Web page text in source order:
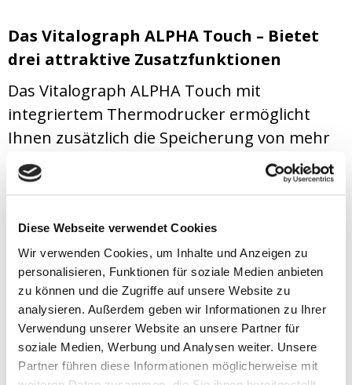
Diese Webseite verwendet Cookies
Wir verwenden Cookies, um Inhalte und Anzeigen zu
personalisieren, Funktionen für soziale Medien anbieten
zu können und die Zugriffe auf unsere Website zu
analysieren. Außerdem geben wir Informationen zu Ihrer
Verwendung unserer Website an unsere Partner für
soziale Medien, Werbung und Analysen weiter. Unsere
Partner führen diese Informationen möglicherweise mit
Das Vitalograph ALPHA Touch – Bietet
drei attraktive Zusatzfunktionen
Das Vitalograph ALPHA Touch mit
integriertem Thermodrucker ermöglicht
Ihnen zusätzlich die Speicherung von mehr
als 10.000 Patienten- und Testdaten. Das
farbige Touchscreen-Display sorgt für eine
Benutzerführung sowie eine einfache
Dateneingabe.
• Mobil durch wahlweisen Netz- oder
Akkubetrieb
• Erfüllt alle gängigen Parameter für
kassenärztliche, GOÄ und arbeitsmedizinische